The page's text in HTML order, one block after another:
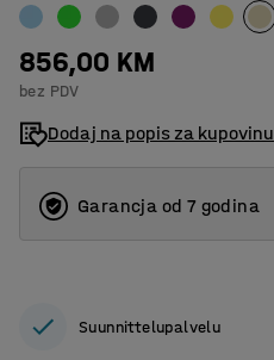
856,00 KM
bez PDV
Dodaj na popis za kupovinu
Garancja od 7 godina
Suunnittelupalvelu